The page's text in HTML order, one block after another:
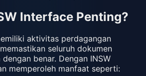
Interface Penting?
aktivitas perdagangan
seluruh dokumen
benar. Dengan INSW
memperoleh manfaat seperti: